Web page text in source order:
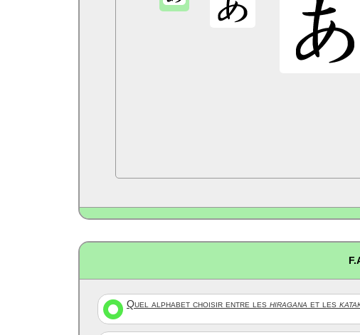
Quel alphabet choisir entre les hiragana et les